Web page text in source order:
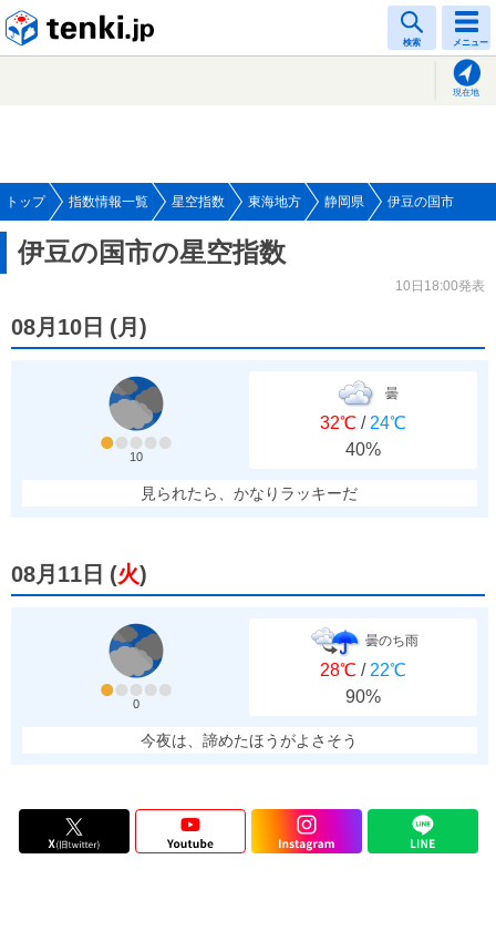
検索 メニュー
現在地
トップ 指数情報一覧 星空指数 東海地方 静岡県 伊豆の国市
伊豆の国市の星空指数
10日18:00発表
08月10日 (月 )
10
曇
32℃ / 24℃
40%
見られたら、かなりラッキーだ
08月11日 (火)
0
曇のち雨
28℃ / 22℃
90%
今夜は、諦めたほうがよさそう